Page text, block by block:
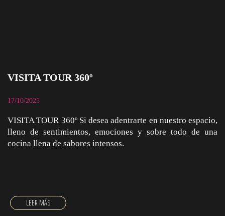
VISITA TOUR 360º
17/10/2025
VISITA TOUR 360º Si desea adentrarte en nuestro espacio,
lleno de sentimientos, emociones y sobre todo de una
cocina llena de sabores intensos.